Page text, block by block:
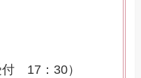
17：30）